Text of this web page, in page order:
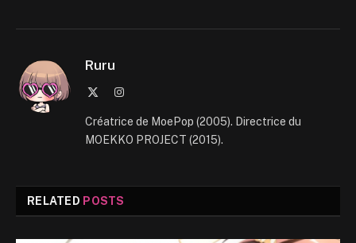
Ruru
Instagram
Créatrice de MoePop (2005). Directrice du
MOEKKO PROJECT (2015).
RELATED POSTS